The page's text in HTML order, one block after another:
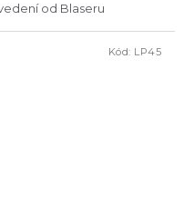
od Blaseru
Kód: LP45